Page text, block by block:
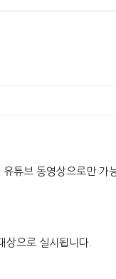
튜브 동영상으로만 가
상으로 실시됩니다.